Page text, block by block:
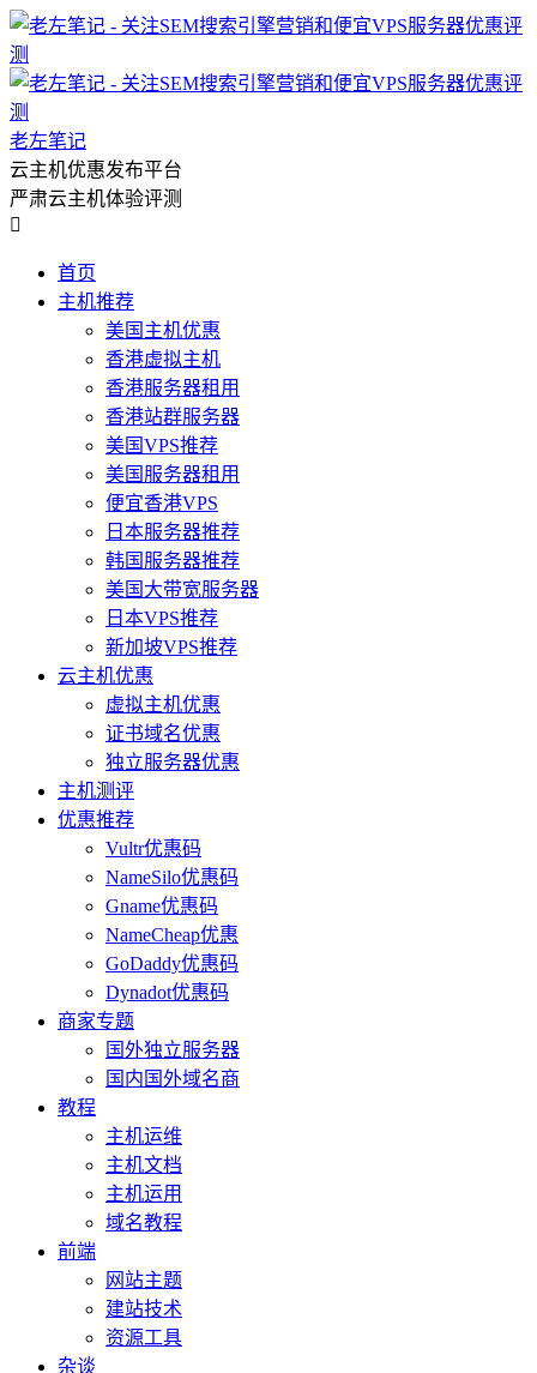
老左笔记
云主机优惠发布平台
严肃云主机体验评测

首页
主机推荐
美国主机优惠
香港虚拟主机
香港服务器租用
香港站群服务器
美国VPS推荐
美国服务器租用
便宜香港VPS
日本服务器推荐
韩国服务器推荐
美国大带宽服务器
日本VPS推荐
新加坡VPS推荐
云主机优惠
虚拟主机优惠
证书域名优惠
独立服务器优惠
主机测评
优惠推荐
Vultr优惠码
NameSilo优惠码
Gname优惠码
NameCheap优惠
GoDaddy优惠码
Dynadot优惠码
商家专题
国外独立服务器
国内国外域名商
教程
主机运维
主机文档
主机运用
域名教程
前端
网站主题
建站技术
资源工具
杂谈